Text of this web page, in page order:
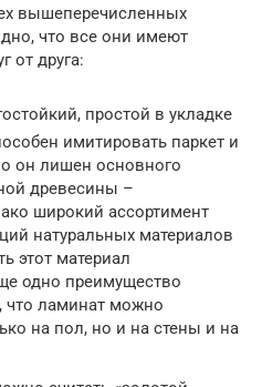
вышеперечисленных
что все они имеют
от друга:
простой в укладке
имитировать паркет и
он лишен основного
древесины –
широкий ассортимент
натуральных материалов
этот материал
одно преимущество
что ламинат можно
на пол, но и на стены и на